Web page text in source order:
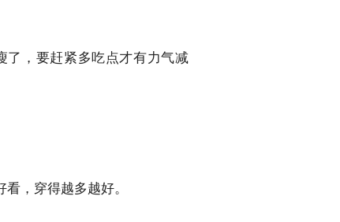
了，要赶紧多吃点才有力气减
，穿得越多越好。